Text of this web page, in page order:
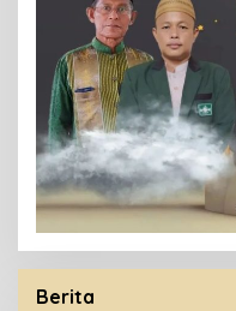
Berita